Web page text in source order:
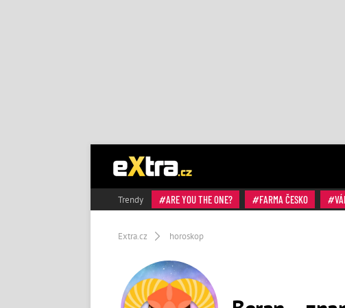
Trendy ARE YOU THE ONE? FARMA ČESKO
Extra.cz horoskop